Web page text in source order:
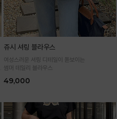
쥬시 셔링 블라우스
여성스러운 셔링 디테일이 돋보이는
썸머 데일리 블라우스
49,000